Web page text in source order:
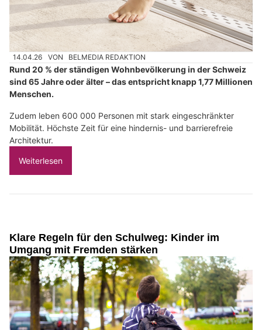
14.04.26 VON BELMEDIA REDAKTION
Rund 20 % der ständigen Wohnbevölkerung in der Schweiz
sind 65 Jahre oder älter – das entspricht knapp 1,77 Millionen
Menschen.
Zudem leben 600 000 Personen mit stark eingeschränkter
Mobilität. Höchste Zeit für eine hindernis- und barrierefreie
Architektur.
Weiterlesen
Klare Regeln für den Schulweg: Kinder im
Umgang mit Fremden stärken